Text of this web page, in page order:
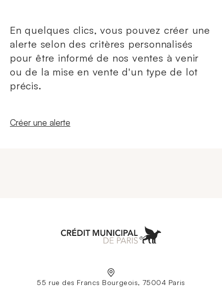
En quelques clics, vous pouvez créer une
alerte selon des critères personnalisés
pour être informé de nos ventes à venir
ou de la mise en vente d'un type de lot
précis.
Nouvelle fenêtre
Créer une alerte
55 rue des Francs Bourgeois, 75004 Paris